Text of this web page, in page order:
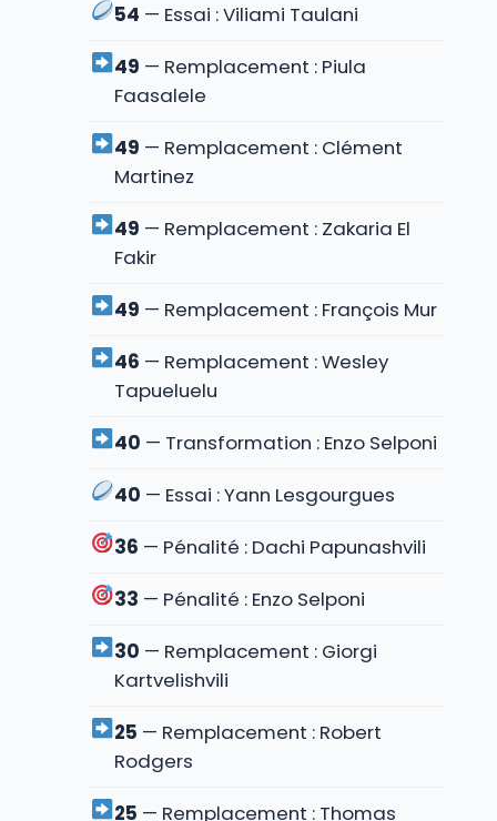
54 — Essai : Viliami Taulani
49 — Remplacement : Piula
Faasalele
49 — Remplacement : Clément
Martinez
49 — Remplacement : Zakaria El
Fakir
49 — Remplacement : François Mur
46 — Remplacement : Wesley
Tapueluelu
40 — Transformation : Enzo Selponi
40 — Essai : Yann Lesgourgues
36 — Pénalité : Dachi Papunashvili
33 — Pénalité : Enzo Selponi
30 — Remplacement : Giorgi
Kartvelishvili
25 — Remplacement : Robert
Rodgers
25 — Remplacement : Thomas